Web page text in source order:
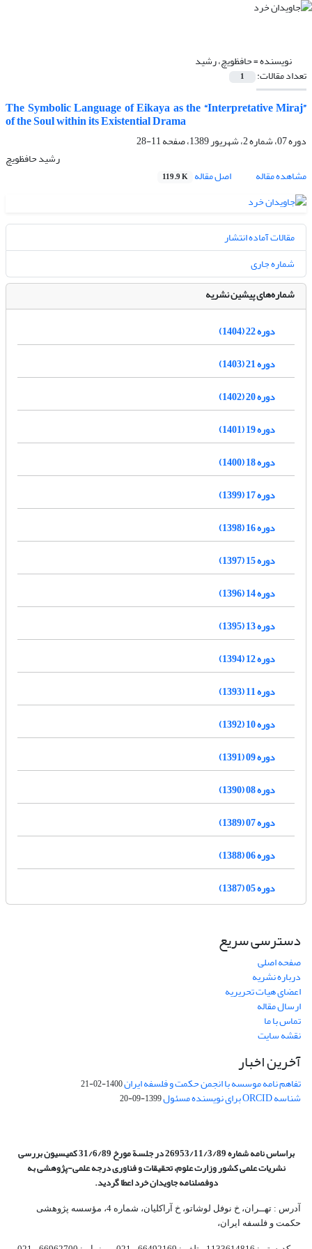
نویسنده =حافظویچ، رشید
تعداد مقالات: 1
The Symbolic Language of Eikaya as the “Interpretative Miraj”
of the Soul within its Existential Drama
دوره 07، شماره 2، شهریور 1389، صفحه
11-28
رشید حافظویچ
مشاهده مقاله
اصل مقاله 119.9 K
مقالات آماده انتشار
شماره جاری
شماره‌های پیشین نشریه
دوره 22 (1404)
دوره 21 (1403)
دوره 20 (1402)
دوره 19 (1401)
دوره 18 (1400)
دوره 17 (1399)
دوره 16 (1398)
دوره 15 (1397)
دوره 14 (1396)
دوره 13 (1395)
دوره 12 (1394)
دوره 11 (1393)
دوره 10 (1392)
دوره 09 (1391)
دوره 08 (1390)
دوره 07 (1389)
دوره 06 (1388)
دوره 05 (1387)
دسترسی سریع
صفحه اصلی
درباره نشریه
اعضای هیات تحریریه
ارسال مقاله
تماس با ما
نقشه سایت
آخرین اخبار
تفاهم نامه موسسه با انجمن حکمت و فلسفه ایران1400-02-21
شناسه ORCID برای نویسنده مسئول 1399-09-20
براساس نامه شماره 26953/11/3/89 در جلسة مورخ 31/6/89 کمیسیون
بررسی
نشریات علمی کشور وزارت علوم، تحقیقات و فناوری درجه علمی‌-پژوهشیبه
دوفصلنامه جاویدان خرد اعطا گردید.
آدرس : تهــران، خ نوفل لوشاتو، خ آراکلیان، شماره 4،‌ مؤسسه پژوهشی
حکمت و فلسفه ایران،‌